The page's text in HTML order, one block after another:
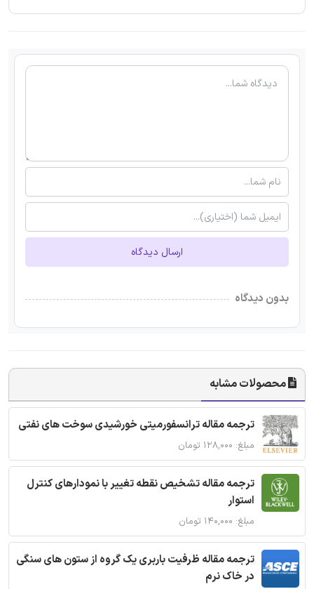
ارسال دیدگاه
بدون دیدگاه
محصولات مشابه
ترجمه مقاله ترانسفورمیتی خورشیدی سوخت های نفتی
مبلغ: ۱۲۸,۰۰۰ تومان
ترجمه مقاله تشخیص نقطه تغییر با نمودارهای کنترل
استوار
مبلغ: ۱۴۰,۰۰۰ تومان
ترجمه مقاله ظرفیت باربری یک گروه از ستون های سنگی
در خاک نرم